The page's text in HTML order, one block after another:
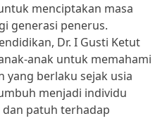
menciptakan masa
generasi penerus.
Dr. I Gusti Ketut
anak untuk memahami
berlaku sejak usia
menjadi individu
patuh terhadap